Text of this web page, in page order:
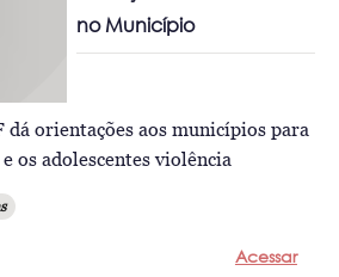
no Município
orientações aos municípios para
os adolescentes violência
Acessar